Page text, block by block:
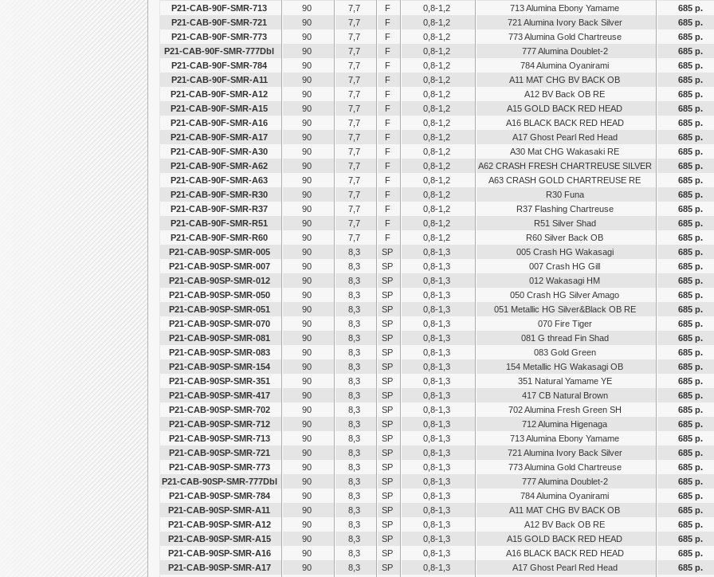
P21-CAB-90F-SMR-713
90 7,7 F 0,8-1,2 713 Alumina Ebony Yamame
685 р.
P21-CAB-90F-SMR-721
90 7,7 F 0,8-1,2 721 Alumina Ivory Back Silver
685 р.
P21-CAB-90F-SMR-773
90 7,7 F 0,8-1,2 773 Alumina Gold Chartreuse
685 р.
P21-CAB-90F-SMR-777Dbl
90 7,7 F 0,8-1,2 777 Alumina Doublet-2
685 р.
P21-CAB-90F-SMR-784
90 7,7 F 0,8-1,2 784 Alumina Oyanirami
685 р.
P21-CAB-90F-SMR-A11
90 7,7 F 0,8-1,2 A11 MAT CHG BV BACK OB
685 р.
P21-CAB-90F-SMR-A12
90 7,7 F 0,8-1,2 A12 BV Back OB RE
685 р.
P21-CAB-90F-SMR-A15
90 7,7 F 0,8-1,2 A15 GOLD BACK RED HEAD
685 р.
P21-CAB-90F-SMR-A16
90 7,7 F 0,8-1,2 A16 BLACK BACK RED HEAD
685 р.
P21-CAB-90F-SMR-A17
90 7,7 F 0,8-1,2 A17 Ghost Pearl Red Head
685 р.
P21-CAB-90F-SMR-A30
90 7,7 F 0,8-1,2 A30 Mat CHG Wakasaki RE
685 р.
P21-CAB-90F-SMR-A62
90 7,7 F 0,8-1,2 A62 CRASH FRESH CHARTREUSE SILVER
685 р.
P21-CAB-90F-SMR-A63
90 7,7 F 0,8-1,2 A63 CRASH GOLD CHARTREUSE RE
685 р.
P21-CAB-90F-SMR-R30
90 7,7 F 0,8-1,2 R30 Funa
685 р.
P21-CAB-90F-SMR-R37
90 7,7 F 0,8-1,2 R37 Flashing Chartreuse
685 р.
P21-CAB-90F-SMR-R51
90 7,7 F 0,8-1,2 R51 Silver Shad
685 р.
P21-CAB-90F-SMR-R60
90 7,7 F 0,8-1,2 R60 Silver Back OB
685 р.
P21-CAB-90SP-SMR-005
90 8,3 SP 0,8-1,3 005 Crash HG Wakasagi
685 р.
P21-CAB-90SP-SMR-007
90 8,3 SP 0,8-1,3 007 Crash HG Gill
685 р.
P21-CAB-90SP-SMR-012
90 8,3 SP 0,8-1,3 012 Wakasagi HM
685 р.
P21-CAB-90SP-SMR-050
90 8,3 SP 0,8-1,3 050 Crash HG Silver Amago
685 р.
P21-CAB-90SP-SMR-051
90 8,3 SP 0,8-1,3 051 Metallic HG Silver&Black OB RE
685 р.
P21-CAB-90SP-SMR-070
90 8,3 SP 0,8-1,3 070 Fire Tiger
685 р.
P21-CAB-90SP-SMR-081
90 8,3 SP 0,8-1,3 081 G thread Fin Shad
685 р.
P21-CAB-90SP-SMR-083
90 8,3 SP 0,8-1,3 083 Gold Green
685 р.
P21-CAB-90SP-SMR-154
90 8,3 SP 0,8-1,3 154 Metallic HG Wakasagi OB
685 р.
P21-CAB-90SP-SMR-351
90 8,3 SP 0,8-1,3 351 Natural Yamame YE
685 р.
P21-CAB-90SP-SMR-417
90 8,3 SP 0,8-1,3 417 CB Natural Brown
685 р.
P21-CAB-90SP-SMR-702
90 8,3 SP 0,8-1,3 702 Alumina Fresh Green SH
685 р.
P21-CAB-90SP-SMR-712
90 8,3 SP 0,8-1,3 712 Alumina Higenaga
685 р.
P21-CAB-90SP-SMR-713
90 8,3 SP 0,8-1,3 713 Alumina Ebony Yamame
685 р.
P21-CAB-90SP-SMR-721
90 8,3 SP 0,8-1,3 721 Alumina Ivory Back Silver
685 р.
P21-CAB-90SP-SMR-773
90 8,3 SP 0,8-1,3 773 Alumina Gold Chartreuse
685 р.
P21-CAB-90SP-SMR-777Dbl
90 8,3 SP 0,8-1,3 777 Alumina Doublet-2
685 р.
P21-CAB-90SP-SMR-784
90 8,3 SP 0,8-1,3 784 Alumina Oyanirami
685 р.
P21-CAB-90SP-SMR-A11
90 8,3 SP 0,8-1,3 A11 MAT CHG BV BACK OB
685 р.
P21-CAB-90SP-SMR-A12
90 8,3 SP 0,8-1,3 A12 BV Back OB RE
685 р.
P21-CAB-90SP-SMR-A15
90 8,3 SP 0,8-1,3 A15 GOLD BACK RED HEAD
685 р.
P21-CAB-90SP-SMR-A16
90 8,3 SP 0,8-1,3 A16 BLACK BACK RED HEAD
685 р.
P21-CAB-90SP-SMR-A17
90 8,3 SP 0,8-1,3 A17 Ghost Pearl Red Head 685 р.